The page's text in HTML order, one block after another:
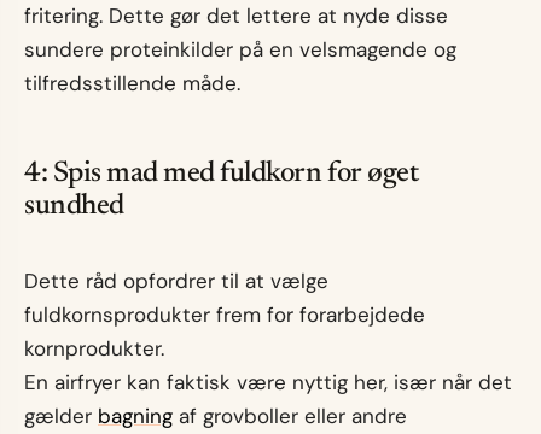
fritering. Dette gør det lettere at nyde disse
sundere proteinkilder på en velsmagende og
tilfredsstillende måde.
4: Spis mad med fuldkorn for øget
sundhed
Dette råd opfordrer til at vælge
fuldkornsprodukter frem for forarbejdede
kornprodukter.
En airfryer kan faktisk være nyttig her, især når det
gælder bagning af grovboller eller andre